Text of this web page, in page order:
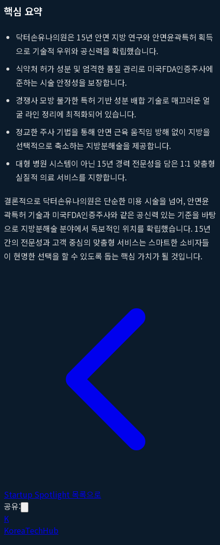
핵심 요약
닥터손유나의원은 15년 안면 지방 연구와 안면윤곽특허 획득
으로 기술적 우위와 공신력을 확립했습니다.
식약처 허가 성분 및 엄격한 품질 관리로 미국FDA인증주사에
준하는 시술 안정성을 보장합니다.
경쟁사 모방 불가한 특허 기반 성분 배합 기술로 매끄러운 얼
굴 라인 정리에 최적화되어 있습니다.
정교한 주사 기법을 통해 안면 근육 움직임 방해 없이 지방을
선택적으로 축소하는 지방분해술을 제공합니다.
대형 병원 시스템이 아닌 15년 경력 전문성을 담은 1:1 맞춤형
실질적 의료 서비스를 지향합니다.
결론적으로 닥터손유나의원은 단순한 미용 시술을 넘어, 안면윤
곽특허 기술과 미국FDA인증주사와 같은 공신력 있는 기준을 바탕
으로 지방분해술 분야에서 독보적인 위치를 확립했습니다. 15년
간의 전문성과 고객 중심의 맞춤형 서비스는 스마트한 소비자들
이 현명한 선택을 할 수 있도록 돕는 핵심 가치가 될 것입니다.
Startup Spotlight 목록으로
공유:
K
KoreaTechHub